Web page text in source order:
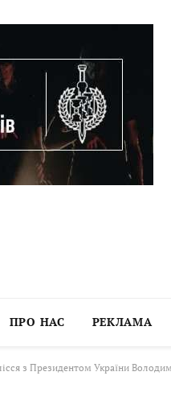
ПРО НАС РЕКЛАМА
з Президентом України